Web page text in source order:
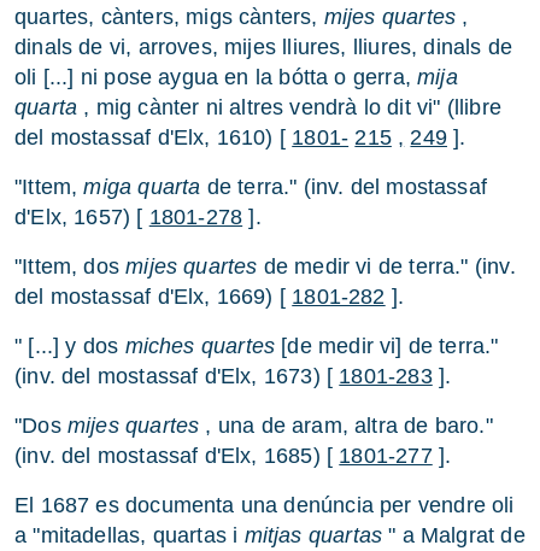
quartes, cànters, migs cànters, mijes quartes ,
dinals de vi, arroves, mijes lliures, lliures, dinals de
oli [...] ni pose aygua en la bótta o gerra,mija
quarta , mig cànter ni altres vendrà lo dit vi" (llibre
del mostassaf d'Elx, 1610) [ 1801- 215 , 249].
"Ittem,miga quarta de terra." (inv. del mostassaf
d'Elx, 1657) [ 1801-278 ].
"Ittem, dosmijes quartes de medir vi de terra." (inv.
del mostassaf d'Elx, 1669) [ 1801-282 ].
" [...] y dos miches quartes [de medir vi] de terra."
(inv. del mostassaf d'Elx, 1673) [ 1801-283].
"Dos mijes quartes , una de aram, altra de baro."
(inv. del mostassaf d'Elx, 1685) [ 1801-277].
El 1687 es documenta una denúncia per vendre oli
a "mitadellas, quartas i mitjas quartas " a Malgrat de